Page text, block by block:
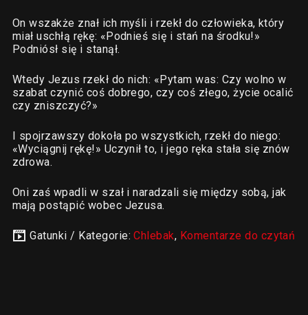
On wszakże znał ich myśli i rzekł do człowieka, który
miał uschłą rękę: «Podnieś się i stań na środku!»
Podniósł się i stanął.
Wtedy Jezus rzekł do nich: «Pytam was: Czy wolno w
szabat czynić coś dobrego, czy coś złego, życie ocalić
czy zniszczyć?»
I spojrzawszy dokoła po wszystkich, rzekł do niego:
«Wyciągnij rękę!» Uczynił to, i jego ręka stała się znów
zdrowa.
Oni zaś wpadli w szał i naradzali się między sobą, jak
mają postąpić wobec Jezusa.
Gatunki / Kategorie:Chlebak, Komentarze do czytań